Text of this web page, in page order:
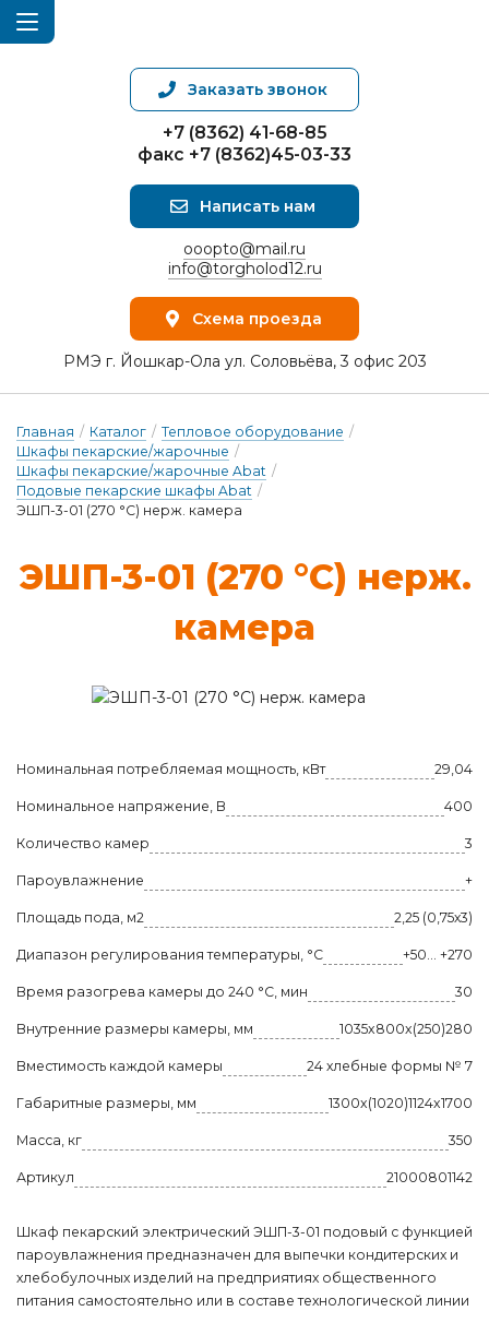
Заказать звонок
+7 (8362) 41-68-85
факс +7 (8362)45-03-33
Написать нам
ooopto@mail.ru
info@torgholod12.ru
Схема проезда
РМЭ г. Йошкар-Ола ул. Соловьёва, 3 офис 203
Главная / Каталог / Тепловое оборудование /
Шкафы пекарские/жарочные /
Шкафы пекарские/жарочные Abat /
Подовые пекарские шкафы Abat /
ЭШП-3-01 (270 °C) нерж. камера
ЭШП-3-01 (270 °C) нерж.
ка­ме­ра
Номинальная потребляемая мощность, кВт 29,04
Номинальное напряжение, В 400
Количество камер 3
Пароувлажнение +
Площадь пода, м2 2,25 (0,75х3)
Диапазон регулирования температуры, °C +50... +270
Время разогрева камеры до 240 °C, мин 30
Внутренние размеры камеры, мм 1035x800x(250)280
Вместимость каждой камеры 24 хлебные формы № 7
Габаритные размеры, мм 1300x(1020)1124x1700
Масса, кг 350
Артикул 21000801142
Шкаф пекарский электрический ЭШП-3-01 подовый с функцией
пароувлажнения предназначен для выпечки кондитерских и
хлебобулочных изделий на предприятиях общественного
питания самостоятельно или в составе технологической линии